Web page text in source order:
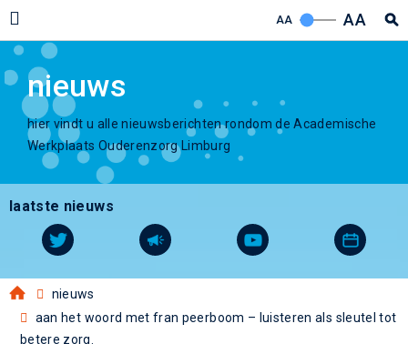
AA AA
nieuws
hier vindt u alle nieuwsberichten rondom de Academische
Werkplaats Ouderenzorg Limburg
laatste nieuws
nieuws
aan het woord met fran peerboom – luisteren als sleutel tot
betere zorg.